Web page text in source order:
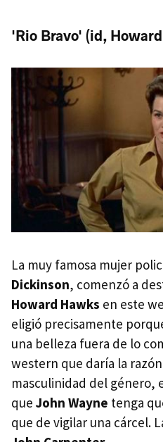
'Rio Bravo' (id,
La muy famosa mujer
Dickinson, comenzó a
Howard Hawks en este
eligió precisamente
una belleza fuera de lo
western que daría la
masculinidad del género,
que John Wayne tenga
que de vigilar una cárcel.